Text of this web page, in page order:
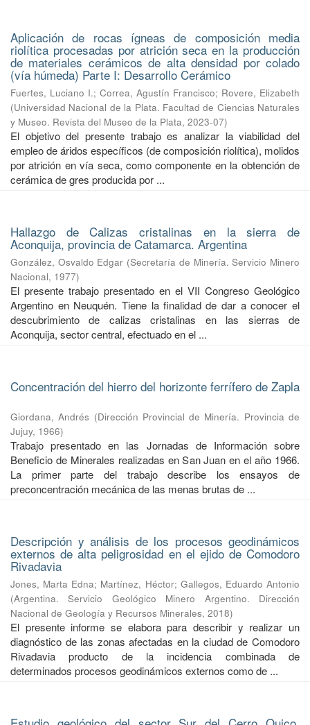
Aplicación de rocas ígneas de composición media
riolítica procesadas por atrición seca en la producción
de materiales cerámicos de alta densidad por colado
(vía húmeda) Parte I: Desarrollo Cerámico
Fuertes, Luciano I.; Correa, Agustín Francisco; Rovere, Elizabeth
(Universidad Nacional de la Plata. Facultad de Ciencias Naturales
y Museo. Revista del Museo de la Plata, 2023-07)
El objetivo del presente trabajo es analizar la viabilidad del
empleo de áridos específicos (de composición riolítica), molidos
por atrición en vía seca, como componente en la obtención de
cerámica de gres producida por ...
Hallazgo de Calizas cristalinas en la sierra de
Aconquija, provincia de Catamarca. Argentina
González, Osvaldo Edgar (Secretaría de Minería. Servicio Minero
Nacional, 1977)
El presente trabajo presentado en el VII Congreso Geológico
Argentino en Neuquén. Tiene la finalidad de dar a conocer el
descubrimiento de calizas cristalinas en las sierras de
Aconquija, sector central, efectuado en el ...
Concentración del hierro del horizonte ferrífero de Zapla
Giordana, Andrés (Dirección Provincial de Minería. Provincia de
Jujuy, 1966)
Trabajo presentado en las Jornadas de Información sobre
Beneficio de Minerales realizadas en San Juan en el año 1966.
La primer parte del trabajo describe los ensayos de
preconcentración mecánica de las menas brutas de ...
Descripción y análisis de los procesos geodinámicos
externos de alta peligrosidad en el ejido de Comodoro
Rivadavia
Jones, Marta Edna; Martínez, Héctor; Gallegos, Eduardo Antonio
(Argentina. Servicio Geológico Minero Argentino. Dirección
Nacional de Geología y Recursos Minerales, 2018)
El presente informe se elabora para describir y realizar un
diagnóstico de las zonas afectadas en la ciudad de Comodoro
Rivadavia producto de la incidencia combinada de
determinados procesos geodinámicos externos como de ...